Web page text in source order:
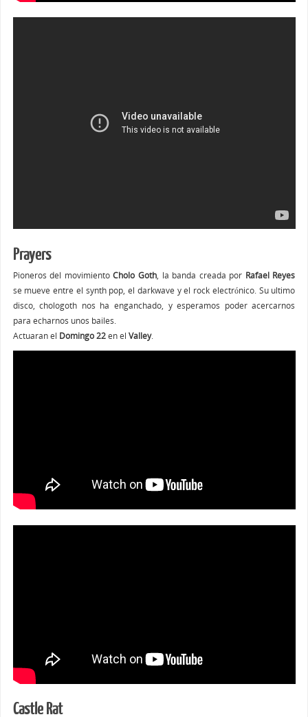
Prayers
Pioneros del movimientoCholo Goth, la banda creada por Rafael Reyes
se mueve entre el synth pop, el darkwave y el rock electrónico. Su ultimo
disco, chologoth nos ha enganchado, y esperamos poder acercarnos
para echarnos unos bailes.
Actuaran el Domingo 22en el Valley.
Castle Rat